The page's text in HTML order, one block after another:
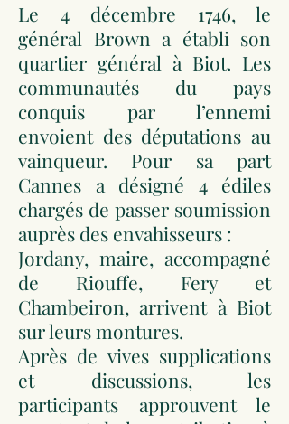
Le 4 décembre 1746, le
général Brown a établi son
quartier général à Biot. Les
communautés du pays
conquis par l’ennemi
envoient des députations au
vainqueur. Pour sa part
Cannes a désigné 4 édiles
chargés de passer soumission
auprès des envahisseurs :
Jordany, maire, accompagné
de Riouffe, Fery et
Chambeiron, arrivent à Biot
sur leurs montures.
Après de vives supplications
et discussions, les
participants approuvent le